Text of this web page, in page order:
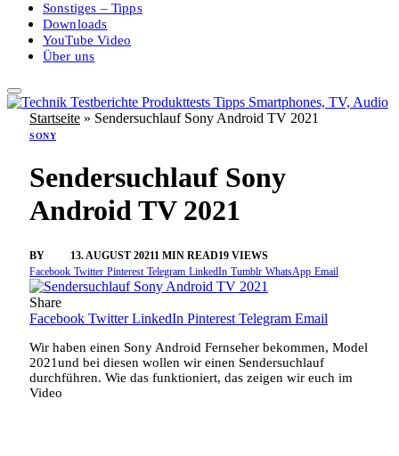
Sonstiges – Tipps
Downloads
YouTube Video
Über uns
Startseite » Sendersuchlauf Sony Android TV 2021
SONY
Sendersuchlauf Sony
Android TV 2021
BY 13. AUGUST 20211 MIN READ19 VIEWS
Facebook Twitter Pinterest Telegram LinkedIn Tumblr WhatsApp Email
Share
Facebook Twitter LinkedIn Pinterest Telegram Email
Wir haben einen Sony Android Fernseher bekommen, Model
2021und bei diesen wollen wir einen Sendersuchlauf
durchführen. Wie das funktioniert, das zeigen wir euch im
Video